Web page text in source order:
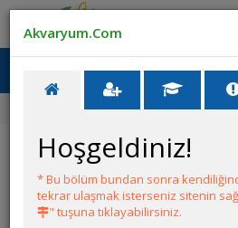
Ana Menü
Ana Sayfa
Forum Üye Profili
ÖZELLİKLER
Akvaryum.Com
Hoşgeldiniz!
* Bu bölüm bundan sonra
tekrar ulaşmak isterseniz sitenin
" tuşuna tıklayabilirsiniz.